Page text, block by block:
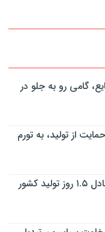
گامی رو به جلو در
از تولید، به تورم
صادرات ۱۰ هزار تن مرغ معادل ۱.۵ روز تولید کشور